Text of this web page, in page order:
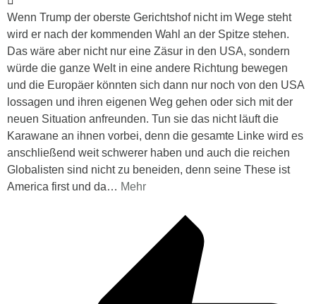
Wenn Trump der oberste Gerichtshof nicht im Wege steht
wird er nach der kommenden Wahl an der Spitze stehen.
Das wäre aber nicht nur eine Zäsur in den USA, sondern
würde die ganze Welt in eine andere Richtung bewegen
und die Europäer könnten sich dann nur noch von den USA
lossagen und ihren eigenen Weg gehen oder sich mit der
neuen Situation anfreunden. Tun sie das nicht läuft die
Karawane an ihnen vorbei, denn die gesamte Linke wird es
anschließend weit schwerer haben und auch die reichen
Globalisten sind nicht zu beneiden, denn seine These ist
America first und da… Mehr